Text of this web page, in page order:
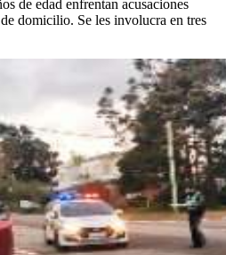
de edad enfrentan acusaciones
domicilio. Se les involucra en tres